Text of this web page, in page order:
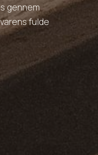
gennem
fulde